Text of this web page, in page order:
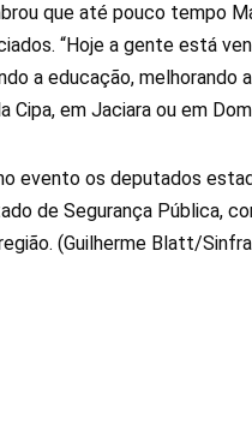
que até pouco tempo
“Hoje a gente está
a educação, melhorando
em Jaciara ou em Dom
evento os deputados
de Segurança Pública,
(Guilherme Blatt/